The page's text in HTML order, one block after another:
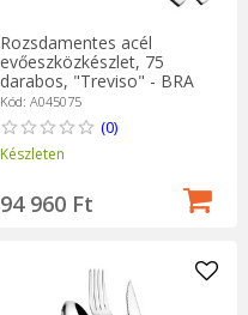
Rozsdamentes acél
evőeszközkészlet, 75
darabos, "Treviso" - BRA
Kód: A045075
(0)
Készleten
94 960 Ft